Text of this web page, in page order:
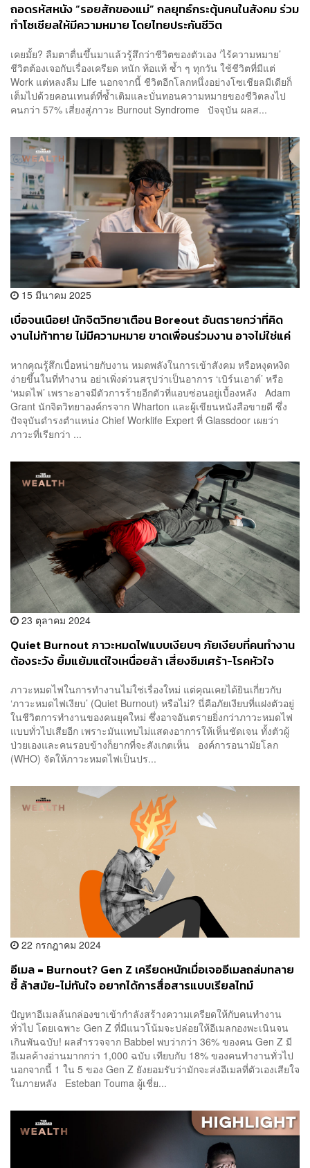
ถอดรหัสหนัง “รอยสักของแม่” กลยุทธ์กระตุ้นคนในสังคม ร่วม
ทำโซเชียลให้มีความหมาย โดยไทยประกันชีวิต
เคยมั้ย? ลืมตาตื่นขึ้นมาแล้วรู้สึกว่าชีวิตของตัวเอง ‘ไร้ความหมาย’
ชีวิตต้องเจอกับเรื่องเครียด หนัก ท้อแท้ ซ้ำ ๆ ทุกวัน ใช้ชีวิตที่มีแต่
Work แต่หลงลืม Life นอกจากนี้ ชีวิตอีกโลกหนึ่งอย่างโซเชียลมีเดียก็
เต็มไปด้วยคอนเทนต์ที่ซ้ำเติมและบั่นทอนความหมายของชีวิตลงไป
คนกว่า 57% เสี่ยงสู่ภาวะ Burnout Syndrome ปัจจุบัน ผลส...
15 มีนาคม 2025
เบื่อจนเนือย! นักจิตวิทยาเตือน Boreout อันตรายกว่าที่คิด
งานไม่ท้าทาย ไม่มีความหมาย ขาดเพื่อนร่วมงาน อาจไม่ใช่แค่
หากคุณรู้สึกเบื่อหน่ายกับงาน หมดพลังในการเข้าสังคม หรือหงุดหงิด
ง่ายขึ้นในที่ทำงาน อย่าเพิ่งด่วนสรุปว่าเป็นอาการ ‘เบิร์นเอาต์’ หรือ
‘หมดไฟ’ เพราะอาจมีตัวการร้ายอีกตัวที่แอบซ่อนอยู่เบื้องหลัง Adam
Grant นักจิตวิทยาองค์กรจาก Wharton และผู้เขียนหนังสือขายดี ซึ่ง
ปัจจุบันดำรงตำแหน่ง Chief Worklife Expert ที่ Glassdoor เผยว่า
ภาวะที่เรียกว่า ...
23 ตุลาคม 2024
Quiet Burnout ภาวะหมดไฟแบบเงียบๆ ภัยเงียบที่คนทำงาน
ต้องระวัง ยิ้มแย้มแต่ใจเหนื่อยล้า เสี่ยงซึมเศร้า-โรคหัวใจ
ภาวะหมดไฟในการทำงานไม่ใช่เรื่องใหม่ แต่คุณเคยได้ยินเกี่ยวกับ
‘ภาวะหมดไฟเงียบ’ (Quiet Burnout) หรือไม่? นี่คือภัยเงียบที่แฝงตัวอยู่
ในชีวิตการทำงานของคนยุคใหม่ ซึ่งอาจอันตรายยิ่งกว่าภาวะหมดไฟ
แบบทั่วไปเสียอีก เพราะมันแทบไม่แสดงอาการให้เห็นชัดเจน ทั้งตัวผู้
ป่วยเองและคนรอบข้างก็ยากที่จะสังเกตเห็น องค์การอนามัยโลก
(WHO) จัดให้ภาวะหมดไฟเป็นปร...
22 กรกฎาคม 2024
อีเมล = Burnout? Gen Z เครียดหนักเมื่อเจออีเมลถล่มทลาย
ชี้ ล้าสมัย-ไม่ทันใจ อยากได้การสื่อสารแบบเรียลไทม์
ปัญหาอีเมลล้นกล่องขาเข้ากำลังสร้างความเครียดให้กับคนทำงาน
ทั่วไป โดยเฉพาะ Gen Z ที่มีแนวโน้มจะปล่อยให้อีเมลกองพะเนินจน
เกินพันฉบับ! ผลสำรวจจาก Babbel พบว่ากว่า 36% ของคน Gen Z มี
อีเมลค้างอ่านมากกว่า 1,000 ฉบับ เทียบกับ 18% ของคนทำงานทั่วไป
นอกจากนี้ 1 ใน 5 ของ Gen Z ยังยอมรับว่ามักจะส่งอีเมลที่ตัวเองเสียใจ
ในภายหลัง Esteban Touma ผู้เชี่ย...